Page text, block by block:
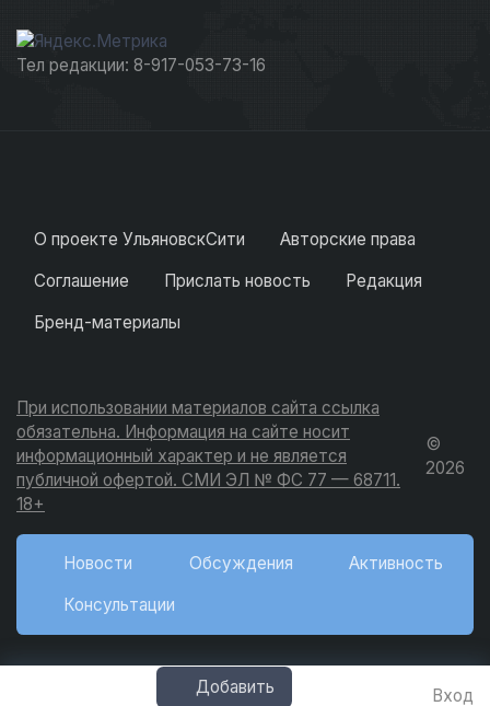
Тел редакции: 8-917-053-73-16
О проекте УльяновскСити
Авторские права
Соглашение
Прислать новость
Редакция
Бренд-материалы
При использовании материалов сайта ссылка
обязательна. Информация на сайте носит
информационный характер и не является
публичной офертой. СМИ ЭЛ № ФС 77 — 68711.
18+
©
2026
Новости Обсуждения
Активность
Консультации
Добавить Вход